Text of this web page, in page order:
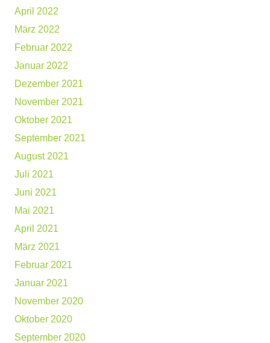
April 2022
März 2022
Februar 2022
Januar 2022
Dezember 2021
November 2021
Oktober 2021
September 2021
August 2021
Juli 2021
Juni 2021
Mai 2021
April 2021
März 2021
Februar 2021
Januar 2021
November 2020
Oktober 2020
September 2020